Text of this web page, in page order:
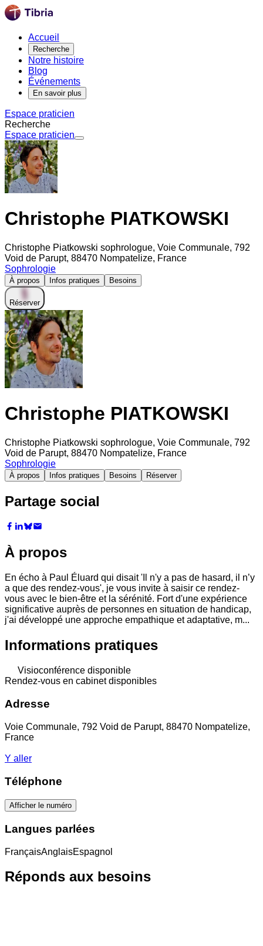
Accueil
Recherche
Notre histoire
Blog
Événements
En savoir plus
Espace praticien
Recherche
Espace praticien
Christophe PIATKOWSKI
Christophe Piatkowski sophrologue, Voie Communale, 792
Void de Parupt, 88470 Nompatelize, France
Sophrologie
À propos Infos pratiques Besoins
Réserver
Christophe PIATKOWSKI
Christophe Piatkowski sophrologue, Voie Communale, 792
Void de Parupt, 88470 Nompatelize, France
Sophrologie
À propos Infos pratiques Besoins Réserver
Partage social
À propos
En écho à Paul Éluard qui disait 'Il n'y a pas de hasard, il n’y
a que des rendez-vous', je vous invite à saisir ce rendez-
vous avec le bien-être et la sérénité. Fort d'une expérience
significative auprès de personnes en situation de handicap,
j'ai développé une approche empathique et adaptative, m...
Informations pratiques
Visioconférence disponible
Rendez-vous en cabinet disponibles
Adresse
Voie Communale, 792 Void de Parupt, 88470 Nompatelize,
France
Y aller
Téléphone
Afficher le numéro
Langues parlées
FrançaisAnglaisEspagnol
Réponds aux besoins